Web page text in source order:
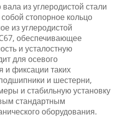
из углеродистой стали
стопорное кольцо
из углеродистой
обеспечивающее
и усталостную
для осевого
и фиксации таких
и шестерни,
и стабильную установку
стандартным
оборудования.